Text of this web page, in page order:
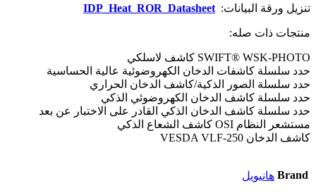
تنزيل ورقة البيانات: IDP_Heat_ROR_Datasheet
منتجات ذات صله:
SWIFT® WSK-PHOTO كاشف لاسلكي
حدد سلسلة كاشفات الدخان الكهروضوئية عالية الحساسية
حدد سلسلة الصور الذكية/كاشف الدخان الحراري
حدد سلسلة كاشف الدخان الكهروضوئي الذكي
حدد سلسلة كاشف الدخان الذكي القادر على الاختبار عن بعد
مستشعر النظام OSI كاشف الشعاع الذكي
كاشف الدخان VESDA VLF-250
Brand هانيويل